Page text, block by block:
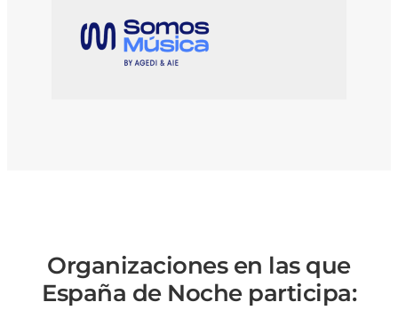
Organizaciones en las que
España de Noche participa: